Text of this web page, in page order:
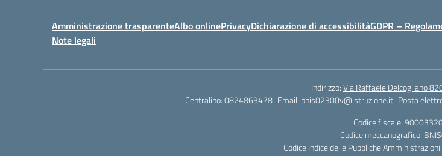
Amministrazione trasparenteAlbo onlinePrivacyDichiarazione di accessibilitàGDPR –
Note legali
Indirizzo:Via Raffaele Delcogliano
Centralino:0824863478 Email: bnis02300v@istruzione.it Posta
Codice fiscale:
Codice meccanografico:
Codice Indice delle Pubbliche